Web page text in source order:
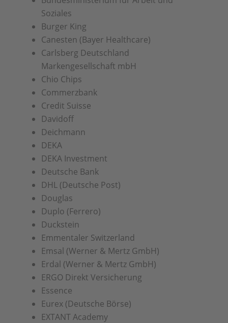
Soziales
Burger King
Canesten (Bayer Healthcare)
Carlsberg Deutschland
Markengesellschaft mbH
Chio Chips
Commerzbank
Credit Suisse
Davidoff
Deichmann
DEKA
DEKA Investment
Deutsche Bank
DHL (Deutsche Post)
Douglas
Duplo (Ferrero)
Duckstein
Emmentaler Switzerland
Emsal (Werner & Mertz GmbH)
Erdal (Werner & Mertz GmbH)
ERGO Direkt Versicherung
Essence
Eurex (Deutsche Börse)
EXTANT Academy